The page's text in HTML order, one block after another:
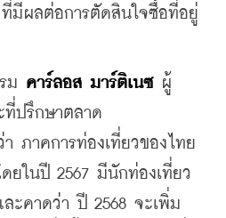
มีผลต่อการตัดสินใจซื้อที่อยู่
ม คาร์ลอส มาร์ติเนซ ผู้
ที่ปรึกษาตลาด
ภาคการท่องเที่ยวของไทย
ยในปี 2567 มีนักท่องเที่ยว
ะคาดว่า ปี 2568 จะเพิ่ม